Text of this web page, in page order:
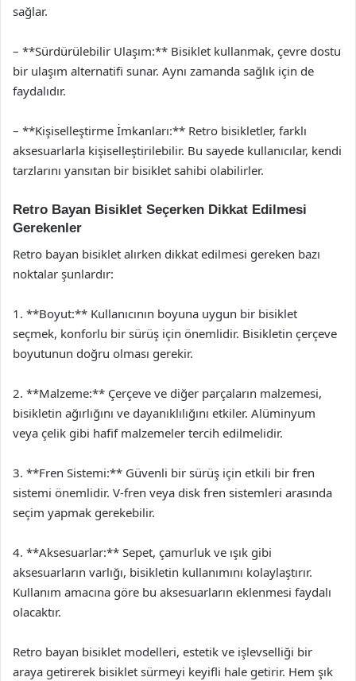
sağlar.
– **Sürdürülebilir Ulaşım:** Bisiklet kullanmak, çevre dostu
bir ulaşım alternatifi sunar. Aynı zamanda sağlık için de
faydalıdır.
– **Kişiselleştirme İmkanları:** Retro bisikletler, farklı
aksesuarlarla kişiselleştirilebilir. Bu sayede kullanıcılar, kendi
tarzlarını yansıtan bir bisiklet sahibi olabilirler.
Retro Bayan Bisiklet Seçerken Dikkat Edilmesi
Gerekenler
Retro bayan bisiklet alırken dikkat edilmesi gereken bazı
noktalar şunlardır:
1. **Boyut:** Kullanıcının boyuna uygun bir bisiklet
seçmek, konforlu bir sürüş için önemlidir. Bisikletin çerçeve
boyutunun doğru olması gerekir.
2. **Malzeme:** Çerçeve ve diğer parçaların malzemesi,
bisikletin ağırlığını ve dayanıklılığını etkiler. Alüminyum
veya çelik gibi hafif malzemeler tercih edilmelidir.
3. **Fren Sistemi:** Güvenli bir sürüş için etkili bir fren
sistemi önemlidir. V-fren veya disk fren sistemleri arasında
seçim yapmak gerekebilir.
4. **Aksesuarlar:** Sepet, çamurluk ve ışık gibi
aksesuarların varlığı, bisikletin kullanımını kolaylaştırır.
Kullanım amacına göre bu aksesuarların eklenmesi faydalı
olacaktır.
Retro bayan bisiklet modelleri, estetik ve işlevselliği bir
araya getirerek bisiklet sürmeyi keyifli hale getirir. Hem şık